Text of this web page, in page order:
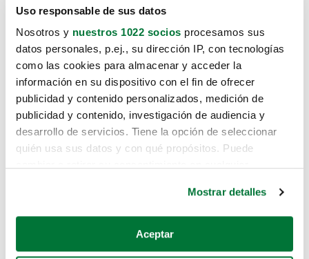
Uso responsable de sus datos
Nosotros y nuestros 1022 socios procesamos sus
datos personales, p.ej., su dirección IP, con tecnologías
como las cookies para almacenar y acceder la
información en su dispositivo con el fin de ofrecer
publicidad y contenido personalizados, medición de
publicidad y contenido, investigación de audiencia y
desarrollo de servicios. Tiene la opción de seleccionar
quién usa sus datos y con qué propósitos. Puede
Si lo permite, también quisiéramos:
Recopilar información sobre su ubicación geográfica
Mostrar detalles
Aceptar
Lo sentimos, no sabemos como
te hemos traido hasta aquí.
Pero puedes encontrar el coche que estás
buscando en alguno de estos enlaces:
Coches de segunda mano
Coches de km0